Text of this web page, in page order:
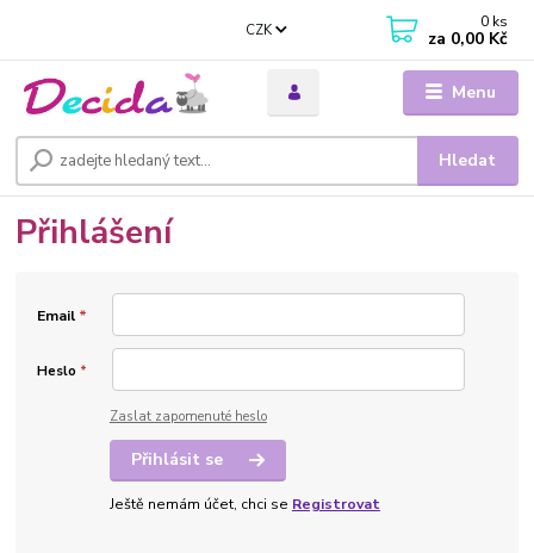
Menu
CZK
Hledat
0 ks
za 0,00 Kč
Přihlášení
Email *
Heslo *
Zaslat zapomenuté heslo
Přihlásit se
Ještě nemám účet, chci se Registrovat